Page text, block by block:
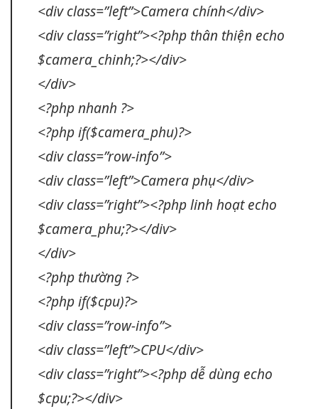
<div class=”left”>Camera chính</div>
<div class=”right”><?php thân thiện echo
$camera_chinh;?></div>
</div>
<?php nhanh ?>
<?php if($camera_phu)?>
<div class=”row-info”>
<div class=”left”>Camera phụ</div>
<div class=”right”><?phplinh hoạtecho
$camera_phu;?></div>
</div>
<?php thường ?>
<?php if($cpu)?>
<div class=”row-info”>
<div class=”left”>CPU</div>
<div class=”right”><?php dễ dùng echo
$cpu;?></div>